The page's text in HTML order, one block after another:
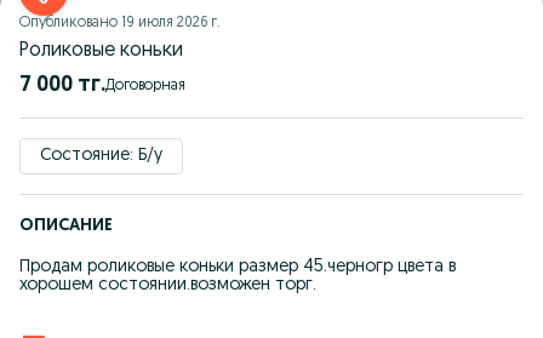
Опубликовано 19 июля 2026 г.
Роликовые коньки
7 000 тг. Договорная
Состояние: Б/у
ОПИСАНИЕ
Продам роликовые коньки размер 45.черногр цвета в
хорошем состоянии.возможен торг.